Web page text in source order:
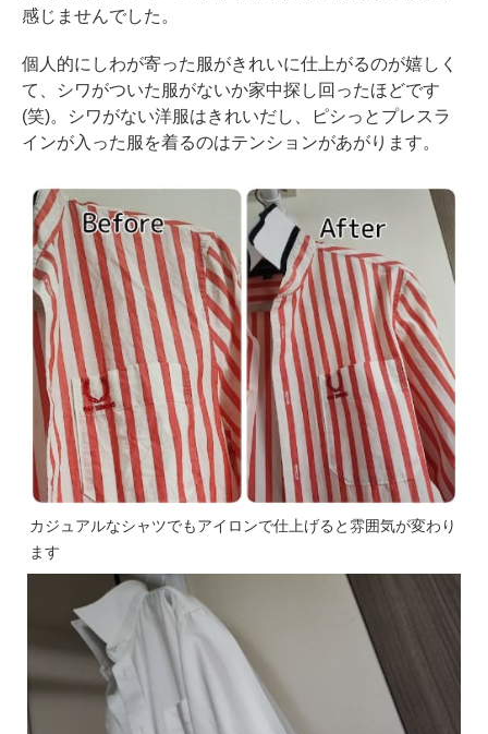
感じませんでした。
個人的にしわが寄った服がきれいに仕上がるのが嬉しく
て、シワがついた服がないか家中探し回ったほどです
(笑)。シワがない洋服はきれいだし、ピシっとプレスラ
インが入った服を着るのはテンションがあがります。
カジュアルなシャツでもアイロンで仕上げると雰囲気が変わり
ます